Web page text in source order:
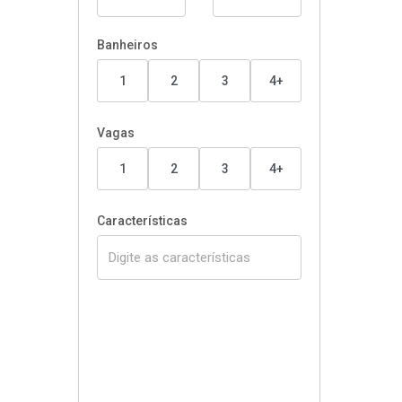
Banheiros
1 2 3 4+
Vagas
1 2 3 4+
Características